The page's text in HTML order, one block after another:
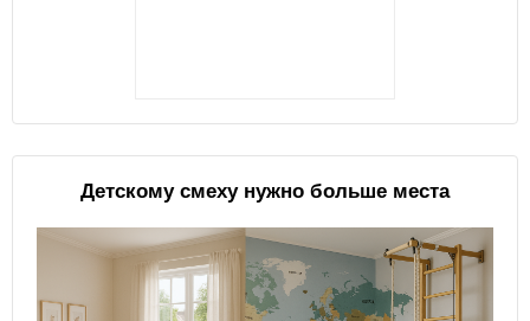
Детскому смеху нужно больше места